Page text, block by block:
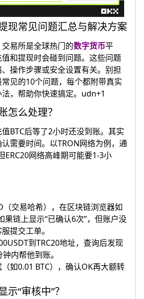
现常见问题汇总与解决方案
易所是全球热门的数字货币平
和提现时会碰到问题。这些问题
操作步骤或安全设置有关。别担
见的10个问题，每个都附带真实
，帮助你快速搞定。udn+1
怎么处理？
BTC后等了2小时还没到账。其实
需要时间。以TRON网络为例，通
ERC20网络高峰期可能要1-3小
（交易哈希），在区块链浏览器如
果链上显示“已确认6次”，但账户没
提交工单。
到TRC20地址，查询后发现
内帮他到账。
如0.01 BTC），确认OK再大额转
“审核中”？